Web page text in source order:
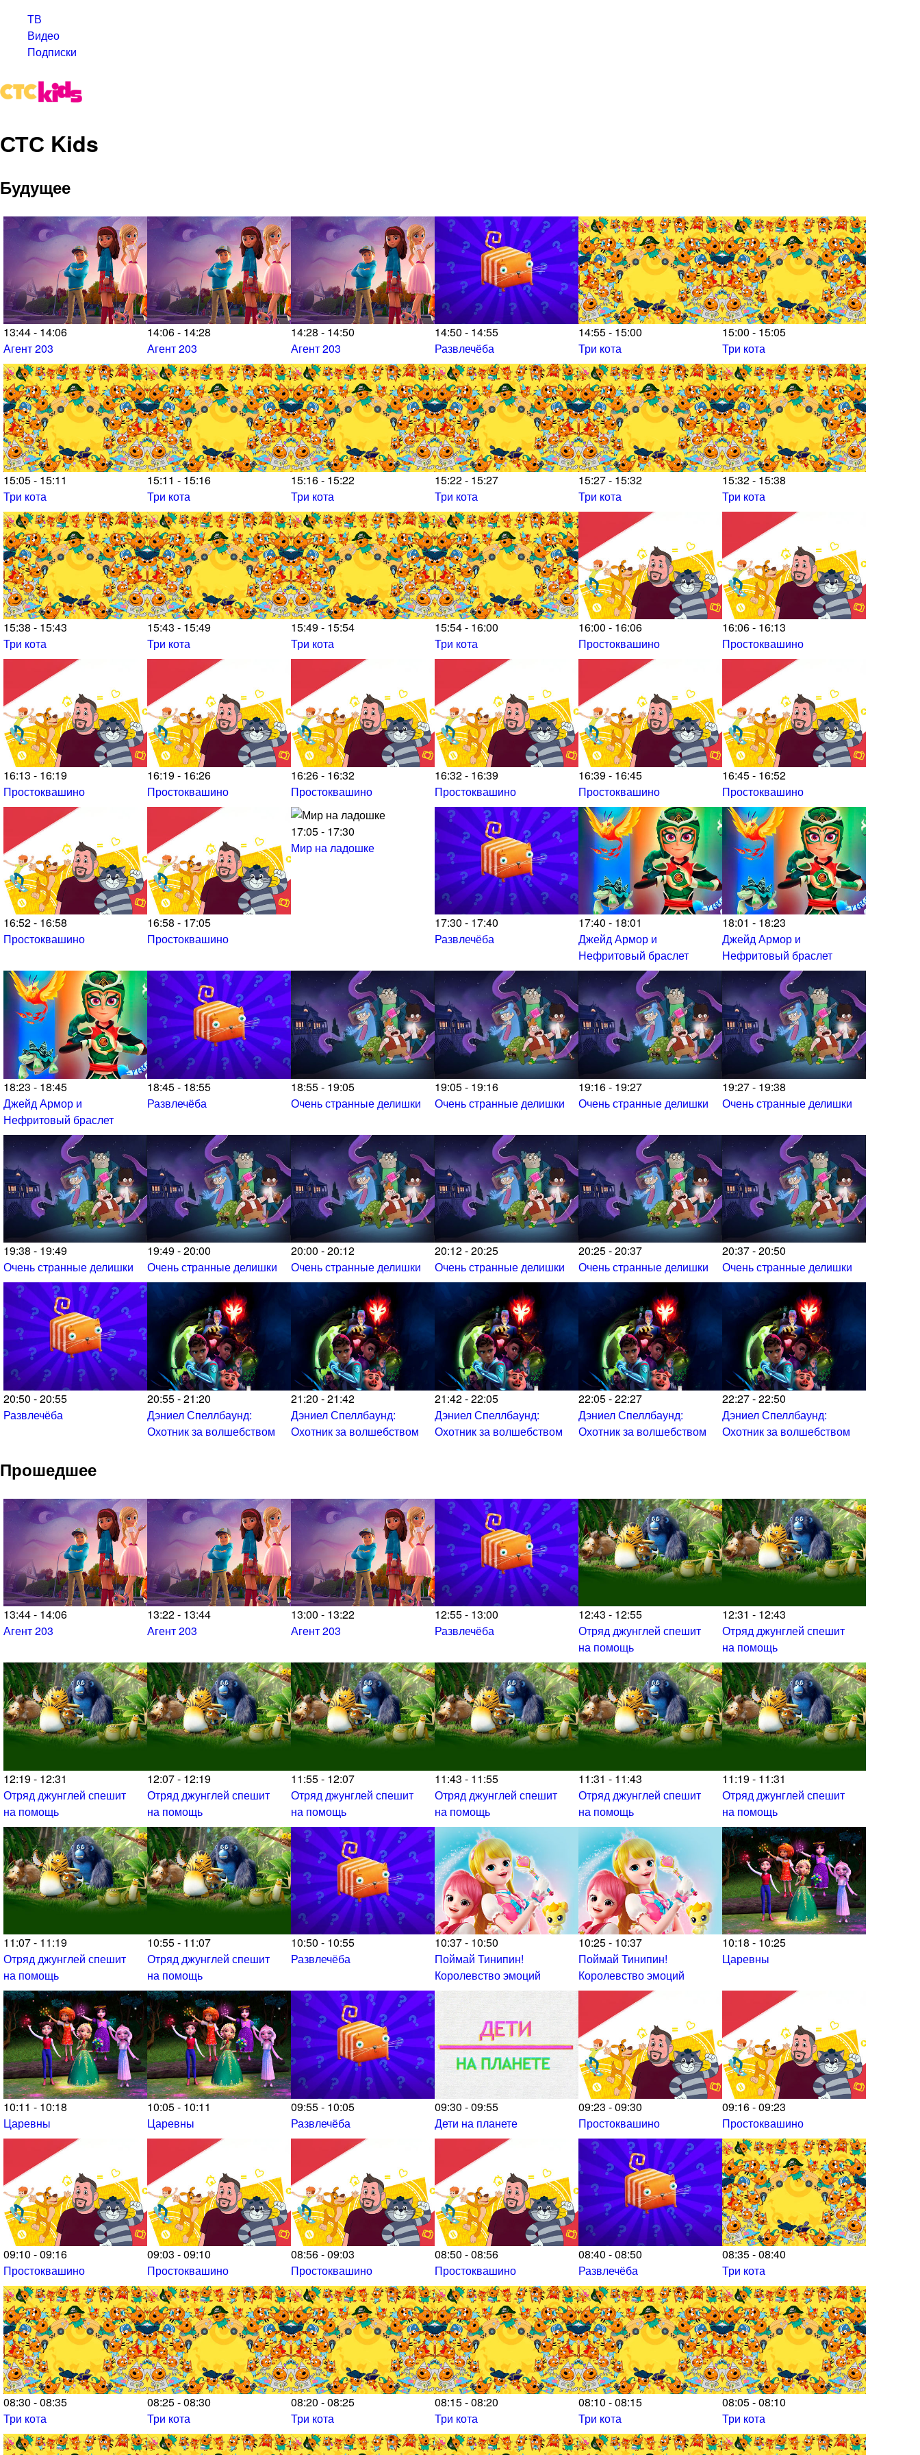
ТВ
Видео
Подписки
СТС Kids
Будущее
13:44 - 14:06
Агент 203
14:06 - 14:28
Агент 203
14:28 - 14:50
Агент 203
14:50 - 14:55
Развлечёба
14:55 - 15:00
Три кота
15:00 - 15:05
Три кота
15:05 - 15:11
Три кота
15:11 - 15:16
Три кота
15:16 - 15:22
Три кота
15:22 - 15:27
Три кота
15:27 - 15:32
Три кота
15:32 - 15:38
Три кота
15:38 - 15:43
Три кота
15:43 - 15:49
Три кота
15:49 - 15:54
Три кота
15:54 - 16:00
Три кота
16:00 - 16:06
Простоквашино
16:06 - 16:13
Простоквашино
16:13 - 16:19
Простоквашино
16:19 - 16:26
Простоквашино
16:26 - 16:32
Простоквашино
16:32 - 16:39
Простоквашино
16:39 - 16:45
Простоквашино
16:45 - 16:52
Простоквашино
16:52 - 16:58
Простоквашино
16:58 - 17:05
Простоквашино
17:05 - 17:30
Мир на ладошке
17:30 - 17:40
Развлечёба
17:40 - 18:01
Джейд Армор и
Нефритовый браслет
18:01 - 18:23
Джейд Армор и
Нефритовый браслет
18:23 - 18:45
Джейд Армор и
Нефритовый браслет
18:45 - 18:55
Развлечёба
18:55 - 19:05
Очень странные делишки
19:05 - 19:16
Очень странные делишки
19:16 - 19:27
Очень странные делишки
19:27 - 19:38
Очень странные делишки
19:38 - 19:49
Очень странные делишки
19:49 - 20:00
Очень странные делишки
20:00 - 20:12
Очень странные делишки
20:12 - 20:25
Очень странные делишки
20:25 - 20:37
Очень странные делишки
20:37 - 20:50
Очень странные делишки
20:50 - 20:55
Развлечёба
20:55 - 21:20
Дэниел Спеллбаунд:
Охотник за волшебством
21:20 - 21:42
Дэниел Спеллбаунд:
Охотник за волшебством
21:42 - 22:05
Дэниел Спеллбаунд:
Охотник за волшебством
22:05 - 22:27
Дэниел Спеллбаунд:
Охотник за волшебством
22:27 - 22:50
Дэниел Спеллбаунд:
Охотник за волшебством
Прошедшее
13:44 - 14:06
Агент 203
13:22 - 13:44
Агент 203
13:00 - 13:22
Агент 203
12:55 - 13:00
Развлечёба
12:43 - 12:55
Отряд джунглей спешит
на помощь
12:31 - 12:43
Отряд джунглей спешит
на помощь
12:19 - 12:31
Отряд джунглей спешит
на помощь
12:07 - 12:19
Отряд джунглей спешит
на помощь
11:55 - 12:07
Отряд джунглей спешит
на помощь
11:43 - 11:55
Отряд джунглей спешит
на помощь
11:31 - 11:43
Отряд джунглей спешит
на помощь
11:19 - 11:31
Отряд джунглей спешит
на помощь
11:07 - 11:19
Отряд джунглей спешит
на помощь
10:55 - 11:07
Отряд джунглей спешит
на помощь
10:50 - 10:55
Развлечёба
10:37 - 10:50
Поймай Тинипин!
Королевство эмоций
10:25 - 10:37
Поймай Тинипин!
Королевство эмоций
10:18 - 10:25
Царевны
10:11 - 10:18
Царевны
10:05 - 10:11
Царевны
09:55 - 10:05
Развлечёба
09:30 - 09:55
Дети на планете
09:23 - 09:30
Простоквашино
09:16 - 09:23
Простоквашино
09:10 - 09:16
Простоквашино
09:03 - 09:10
Простоквашино
08:56 - 09:03
Простоквашино
08:50 - 08:56
Простоквашино
08:40 - 08:50
Развлечёба
08:35 - 08:40
Три кота
08:30 - 08:35
Три кота
08:25 - 08:30
Три кота
08:20 - 08:25
Три кота
08:15 - 08:20
Три кота
08:10 - 08:15
Три кота
08:05 - 08:10
Три кота